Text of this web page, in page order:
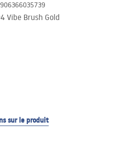
Vibe Brush Gold
sur le produit